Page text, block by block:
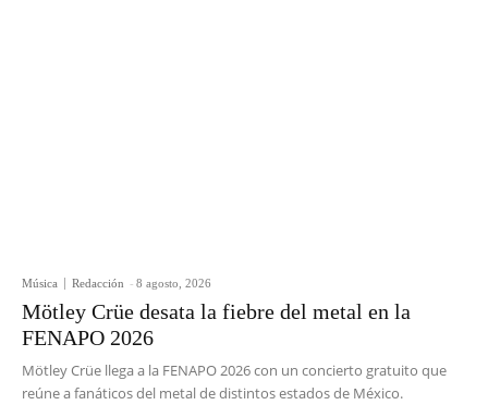
Música Redacción - 8 agosto, 2026
Mötley Crüe desata la fiebre del metal en la
FENAPO 2026
Mötley Crüe llega a la FENAPO 2026 con un concierto gratuito que
reúne a fanáticos del metal de distintos estados de México.